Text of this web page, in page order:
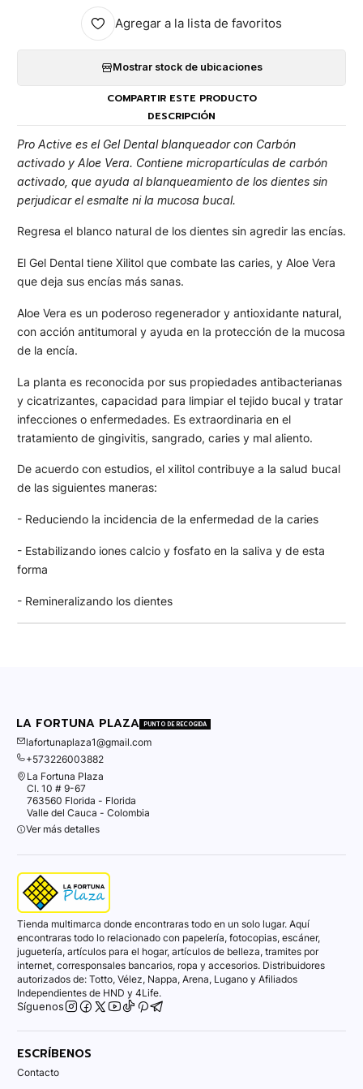
Agregar a la lista de favoritos
Mostrar stock de ubicaciones
COMPARTIR ESTE PRODUCTO
DESCRIPCIÓN
Pro Active es el Gel Dental blanqueador con Carbón
activado y Aloe Vera. Contiene micropartículas de carbón
activado, que ayuda al blanqueamiento de los dientes sin
perjudicar el esmalte ni la mucosa bucal.
Regresa el blanco natural de los dientes sin agredir las encías.
El Gel Dental tiene Xilitol que combate las caries, y Aloe Vera
que deja sus encías más sanas.
Aloe Vera es un poderoso regenerador y antioxidante natural,
con acción antitumoral y ayuda en la protección de la mucosa
de la encía.
La planta es reconocida por sus propiedades antibacterianas
y cicatrizantes, capacidad para limpiar el tejido bucal y tratar
infecciones o enfermedades. Es extraordinaria en el
tratamiento de gingivitis, sangrado, caries y mal aliento.
De acuerdo con estudios, el xilitol contribuye a la salud bucal
de las siguientes maneras:
- Reduciendo la incidencia de la enfermedad de la caries
- Estabilizando iones calcio y fosfato en la saliva y de esta
forma
- Remineralizando los dientes
LA FORTUNA PLAZA PUNTO DE RECOGIDA
lafortunaplaza1@gmail.com
+573226003882
La Fortuna Plaza
Cl. 10 # 9-67
763560 Florida - Florida
Valle del Cauca - Colombia
Ver más detalles
Tienda multimarca donde encontraras todo en un solo lugar. Aquí
encontraras todo lo relacionado con papelería, fotocopias, escáner,
juguetería, artículos para el hogar, artículos de belleza, tramites por
internet, corresponsales bancarios, ropa y accesorios. Distribuidores
autorizados de: Totto, Vélez, Nappa, Arena, Lugano y Afiliados
Independientes de HND y 4Life.
Síguenos
ESCRÍBENOS
Contacto